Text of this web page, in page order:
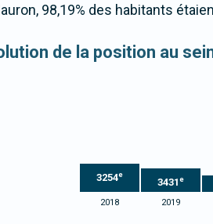
98,19% des habitants
de la position au
3254e
3431 e
2018 2019